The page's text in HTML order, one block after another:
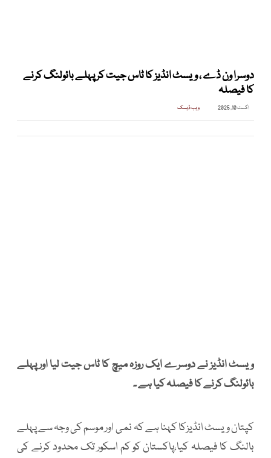
دوسرا ون ڈے ، ویسٹ انڈیز کا ٹاس جیت کر پہلے بائولنگ کرنے
کا فیصلہ
اگست 10, 2025 ویب ڈیسک
ویسٹ انڈیز نے دوسرے ایک روزہ میچ کا ٹاس جیت لیا اور پہلے
بائولنگ کرنے کا فیصلہ کیا ہے ۔
کپتان ویسٹ انڈیزکا کہنا ہے کہ نمی اور موسم کی وجہ سے پہلے
بالنگ کا فیصلہ کیا،پاکستان کو کم اسکور تک محدود کرنے کی